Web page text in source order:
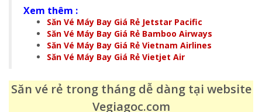
Xem thêm :
Săn Vé Máy Bay Giá Rẻ Jetstar Pacific
Săn Vé Máy Bay Giá Rẻ Bamboo Airways
Săn Vé Máy Bay Giá Rẻ Vietnam Airlines
Săn Vé Máy Bay Giá Rẻ Vietjet Air
Săn vé rẻ trong tháng dễ dàng tại website
Vegiagoc.com